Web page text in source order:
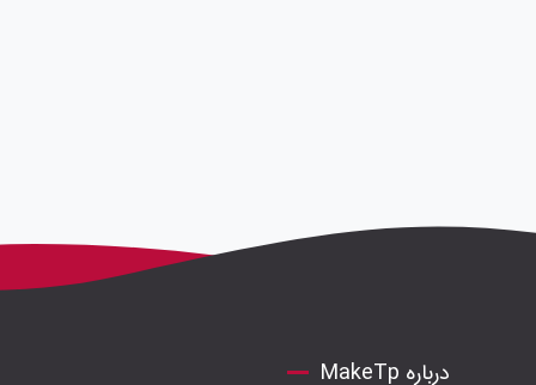
درباره MakeTp